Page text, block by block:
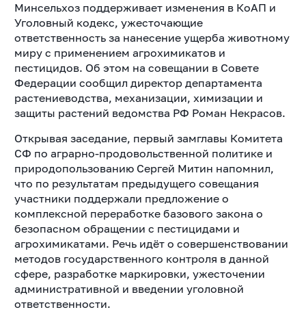
Минсельхоз поддерживает изменения в КоАП и
Уголовный кодекс, ужесточающие
ответственность за нанесение ущерба животному
миру с применением агрохимикатов и
пестицидов. Об этом на совещании в Совете
Федерации сообщил директор департамента
растениеводства, механизации, химизации и
защиты растений ведомства РФ Роман Некрасов.
Открывая заседание, первый замглавы Комитета
СФ по аграрно-продовольственной политике и
природопользованию Сергей Митин напомнил,
что по результатам предыдущего совещания
участники поддержали предложение о
комплексной переработке базового закона о
безопасном обращении с пестицидами и
агрохимикатами. Речь идёт о совершенствовании
методов государственного контроля в данной
сфере, разработке маркировки, ужесточении
административной и введении уголовной
ответственности.